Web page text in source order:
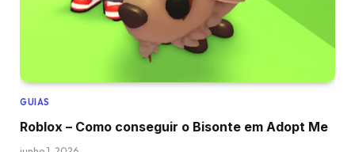
GUIAS
Roblox – Como conseguir o Bisonte em Adopt Me